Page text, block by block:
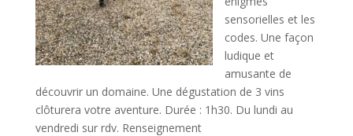
sensorielles et les
codes. Une façon
ludique et
amusante de
découvrir un domaine. Une dégustation de 3 vins
clôturera votre aventure. Durée : 1h30. Du lundi au
vendredi sur rdv. Renseignement